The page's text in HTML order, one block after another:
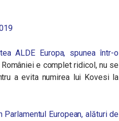
ALDE Europa, spunea într-o
e complet ridicol, nu se
a evita numirea lui Kovesi la
European, alături de